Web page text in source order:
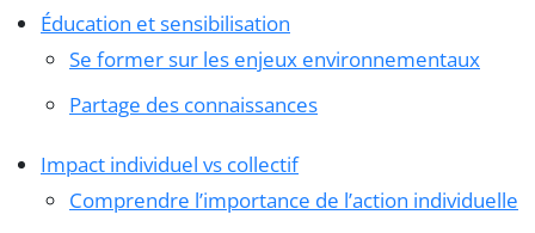
Éducation et sensibilisation
Se former sur les enjeux environnementaux
Partage des connaissances
Impact individuel vs collectif
Comprendre l’importance de l’action individuelle